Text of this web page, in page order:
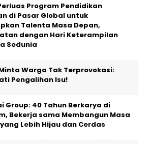
Program Pendidikan
di Pasar Global untuk
Talenta Masa Depan,
dengan Hari Keterampilan
Sedunia
Minta Warga Tak Terprovokasi:
Pengalihan Isu!
Group: 40 Tahun Berkarya di
Bekerja sama Membangun Masa
Lebih Hijau dan Cerdas